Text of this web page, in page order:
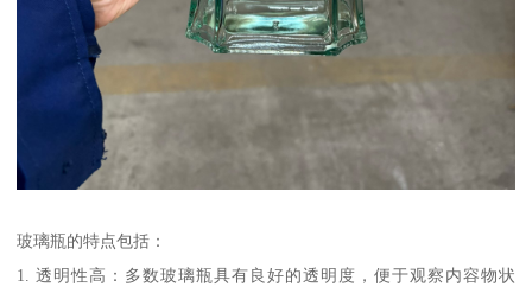
玻璃瓶的特点包括：
1. 透明性高：多数玻璃瓶具有良好的透明度，便于观察内容物状